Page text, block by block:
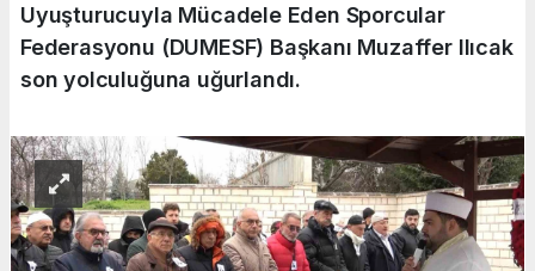
Uyuşturucuyla Mücadele Eden Sporcular
Federasyonu (DUMESF) Başkanı Muzaffer Ilıcak
son yolculuğuna uğurlandı.